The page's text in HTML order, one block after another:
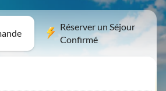
Réserver un Séjour
Confirmé